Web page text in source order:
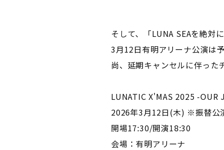
そして、「LUNA SEAを絶対
3月12日有明アリーナ公演は
尚、延期キャンセルに伴っ
LUNATIC X'MAS 2025 -OUR
2026年3月12日(木) ※振替公
開場17:30/開演18:30
会場：有明アリーナ